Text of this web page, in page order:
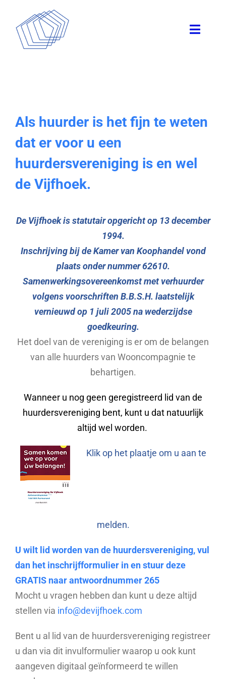
content
Toggle
Overige
Inloopmiddag
Organisatie
Sociale huurwoning
Nieuws
Pentagram
Wooncompagnie
Als huurder is het fijn te weten
dat er voor u een
huurdersvereniging is en wel
de Vijfhoek.
De Vijfhoek is statutair opgericht op 13 december
1994.
Inschrijving bij de Kamer van Koophandel vond
plaats onder nummer 62610.
Samenwerkingsovereenkomst met verhuurder
volgens voorschriften B.B.S.H. laatstelijk
vernieuwd op 1 juli 2005 na wederzijdse
goedkeuring.
Het doel van de vereniging is er om de belangen
van alle huurders van Wooncompagnie te
behartigen.
Wanneer u nog geen geregistreerd lid van de
huurdersvereniging bent, kunt u dat natuurlijk
altijd wel worden.
Klik op het plaatje om u aan te
melden.
U wilt lid worden van de huurdersvereniging, vul
dan het inschrijfformulier in en stuur deze
GRATIS naar antwoordnummer 265
Mocht u vragen hebben dan kunt u deze altijd
stellen via info@devijfhoek.com
Bent u al lid van de huurdersvereniging registreer
u dan via dit invulformulier waarop u ook kunt
aangeven digitaal geïnformeerd te willen